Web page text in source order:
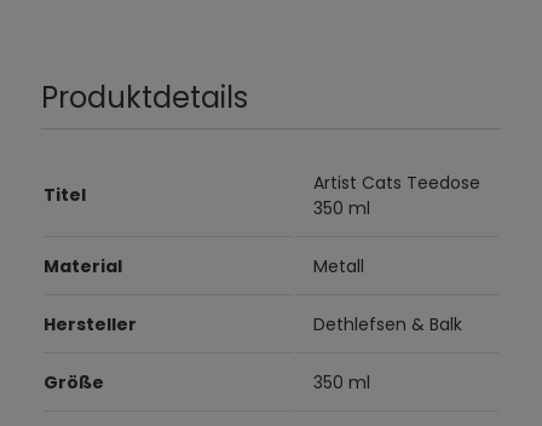
Produktdetails
Titel
Artist Cats Teedose
350 ml
Material Metall
Hersteller Dethlefsen & Balk
Größe 350 ml